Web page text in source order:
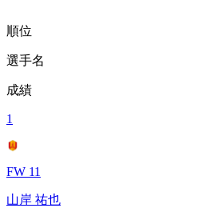
順位
選手名
成績
1
FW 11
山岸 祐也